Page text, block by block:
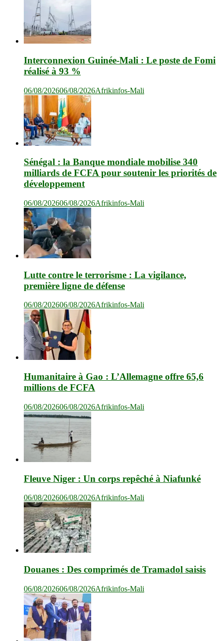
Interconnexion Guinée-Mali : Le poste de Fomi
réalisé à 93 %
06/08/202606/08/2026Afrikinfos-Mali
Sénégal : la Banque mondiale mobilise 340
milliards de FCFA pour soutenir les priorités de
développement
06/08/202606/08/2026Afrikinfos-Mali
Lutte contre le terrorisme : La vigilance,
première ligne de défense
06/08/202606/08/2026Afrikinfos-Mali
Humanitaire à Gao : L’Allemagne offre 65,6
millions de FCFA
06/08/202606/08/2026Afrikinfos-Mali
Fleuve Niger : Un corps repêché à Niafunké
06/08/202606/08/2026Afrikinfos-Mali
Douanes : Des comprimés de Tramadol saisis
06/08/202606/08/2026Afrikinfos-Mali